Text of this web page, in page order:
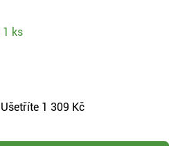
1 ks
Ušetříte 1 309 Kč